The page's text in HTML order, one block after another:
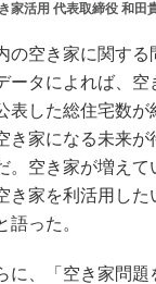
家活用 代表取締役 和田
空き家に関する
ータによれば、空
表した総住宅数が
き家になる未来
。空き家が増えて
き家を利活用し
語った。
、「空き家問題